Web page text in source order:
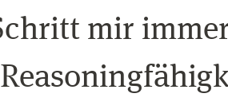
mir